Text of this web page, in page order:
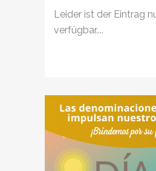
Leider ist der Eintrag
verfügbar....